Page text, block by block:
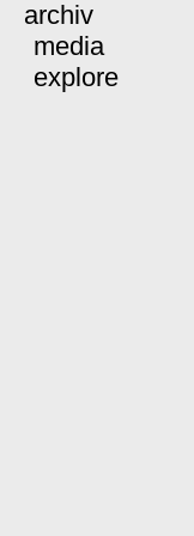
archiv
media
explore